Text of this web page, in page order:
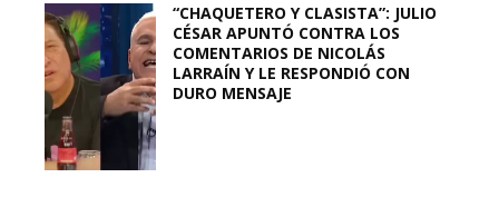
“CHAQUETERO Y CLASISTA”: JULIO
CÉSAR APUNTÓ CONTRA LOS
COMENTARIOS DE NICOLÁS
LARRAÍN Y LE RESPONDIÓ CON
DURO MENSAJE